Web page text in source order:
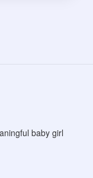
baby girl